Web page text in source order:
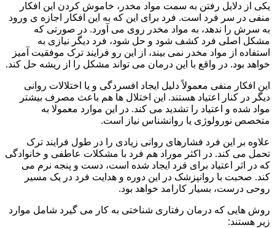
یکی از دلایل رفتن به سمت مواد مخدر، خاموش کردن این افکار
منفی در سر فرد است. فرد برای این که به این افکار اجازه ی ورود
به سرش را ندهد، به مواد مخدر روی می آورد. در صورتی که
مشکل اصلی فرد کشف شود و حل شود، فرد دیگر نیازی به
استفاده از مواد مخدر نمی بیند، از این رو فرایند ترک موفقیت آمیز
خواهد بود. در واقع با این درمان می تواند مشکل را از ریشه حل کند.
این افکار منفی معمولاً دلیل ایجاد افسردگی و یا اختلالات روانی
دیگر در کنار اعتیاد هستند. این اختلال ها هم باعث مصرف بیشتر
مواد شده و اعتیاد را تشدید می کند. در این موارد معمولا به
متخصص نورولوژی یا روانشناس نیاز است.
علاوه بر این فرد فشارهای روانی زیادی را در طول فرایند ترک
تحمل می کند. در اکثر موراد هم فرد با مشکلات عاطفی و خانوادگی
که در اثر اعتیاد برای فرد ایجاد شده است، دست و پنجه نرم می
کند. صحبت با روانپزشک در این دوره و هدایت فرد در یک مسیر
روحی درست، بسیار کارامد خواهد بود.
روش هایی که درمان رفتاری شناختی به کار می گیرد شامل موارد
زیر هستند: